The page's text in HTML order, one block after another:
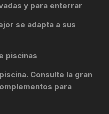
y para enterrar
se adapta a sus
piscinas
Consulte la gran
para